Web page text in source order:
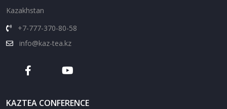
Kazakhstan
+7-777-370-80-58
info@kaz-tea.kz
KAZTEA CONFERENCE